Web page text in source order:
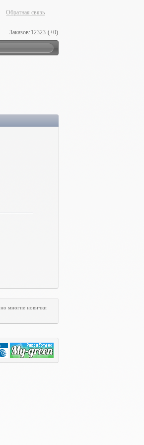
Обратная связь
Заказов:12323 (+0)
, но многие новички